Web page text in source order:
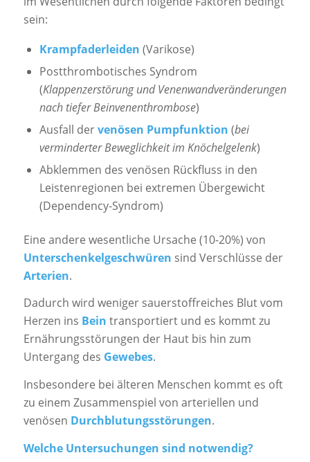
sein:
Krampfaderleiden (Varikose)
Postthrombotisches Syndrom
(Klappenzerstörung und Venenwandveränderungen
nach tiefer Beinvenenthrombose)
Ausfall dervenösen Pumpfunktion (bei
verminderter Beweglichkeit im Knöchelgelenk)
Abklemmen des venösen Rückfluss in den
Leistenregionen bei extremen Übergewicht
(Dependency-Syndrom)
Eine andere wesentliche Ursache (10-20%) von
Unter­schenkel­geschwüren sind Verschlüsse der
Arterien.
Dadurch wird weniger sauerstoffreiches Blut vom
Herzen ins Bein transportiert und es kommt zu
Ernährungsstörungen der Haut bis hin zum
Untergang des Gewebes.
Insbesondere bei älteren Menschen kommt es oft
zu einem Zusammenspiel von arteriellen und
venösen Durchblutungsstörungen.
Welche Untersuchungen sind notwendig?